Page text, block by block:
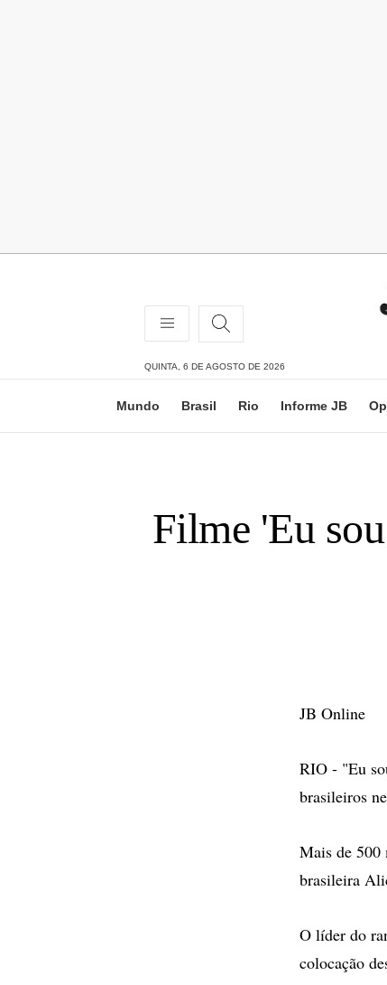
QUINTA, 6 DE AGOSTO DE 2026
Mundo Brasil Rio Informe JB
Filme 'Eu
JB Online
RIO - "Eu
brasileiros
Mais de 500
brasileira
O líder do
colocação